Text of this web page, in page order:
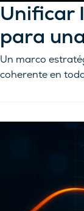
Unificar
para
Un marco
coherente en